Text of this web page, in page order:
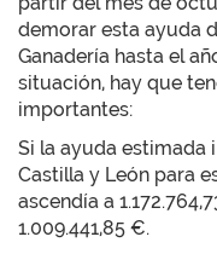
demorar esta ayuda
Ganadería hasta el
situación, hay que
importantes:
Si la ayuda estimada
Castilla y León para
ascendía a
1.009.441,85 €.